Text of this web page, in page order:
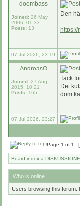
doombass
Joined: 26 May
2006, 01:33
Posts: 13
Den
07 Jul 2026, 23:19
AndreasO
Joined: 27 Aug
2015, 10:21
Posts: 165
Tack
Det
dom
07 Jul 2026, 23:27
Page 1 of 1
Board index »
Who is online
Users browsing this forum: